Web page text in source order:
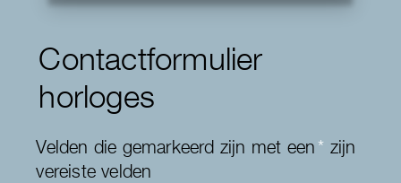
Contactformulier
horloges
Velden die gemarkeerd zijn met een* zijn
vereiste velden